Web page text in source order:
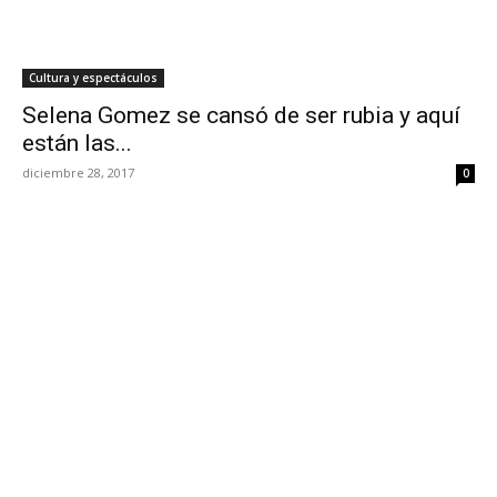
Cultura y espectáculos
Selena Gomez se cansó de ser rubia y aquí
están las...
diciembre 28, 2017 0